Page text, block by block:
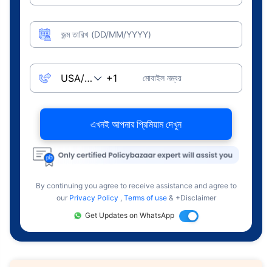
জন্ম তারিখ (DD/MM/YYYY)
মোবাইল নম্বর
এখনই আপনার প্রিমিয়াম দেখুন
By continuing you agree to receive assistance and agree to
our Privacy Policy , Terms of use & +Disclaimer
Get Updates on WhatsApp